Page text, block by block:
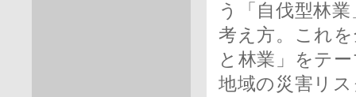
う「自伐型林
考え方。これ
と林業」をテ
地域の災害リ